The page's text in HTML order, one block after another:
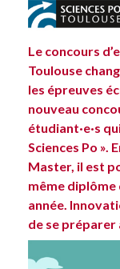
Le concours
Toulouse
les épreuves
nouveau
étudiant·e·s
Sciences Po ».
Master, il est
même diplôme
année.
de se préparer